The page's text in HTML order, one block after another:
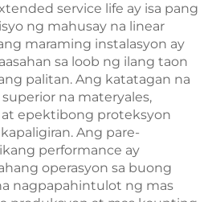
service life ay isa pang
ng mahusay na linear
maraming instalasyon ay
sa loob ng ilang taon
palitan. Ang katatagan na
na materyales,
epektibong proteksyon
Ang pare-
performance ay
operasyon sa buong
nagpapahintulot ng mas